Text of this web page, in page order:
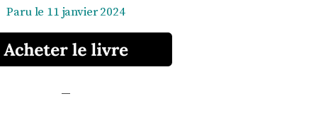
Paru le 11 janvier 2024
—